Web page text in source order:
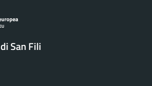
San Fili